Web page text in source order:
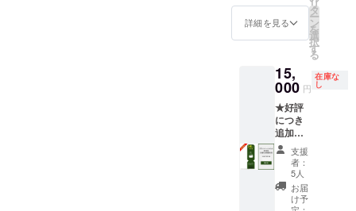
数：1個
・重
保存方
法：直
射日光
を避け
常温で
保存し
てくだ
さい。
・賞味
期限：
未定で
すが、
リター
りお時
間をい
ただき
く可能
性があ
ること
ご了承
くださ
い。
時、必
ず備考
名もし
くはお
名前
（ニッ
クネー
ム）を
ご記入
くださ
い。
泊分を
ご提
2024年
11月1
日〜
2029年
9月30日
までの5
年間 ・
掲載方
法：文
字の
み、ロ
をまと
めてお
話しす
るオン
セミ
ナーに
ご招待
しま
す。 サ
ラリー
マンと
育児を
両立し
ながら
起業す
詳細を見る
リ
タ
ー
ン
を
選
択
す
る
15,
000 円
在庫な
し
★好評
につき
追加★
2名まで
利用可
【プラ
イベー
トサウ
支援
者：
5人
お届
け予